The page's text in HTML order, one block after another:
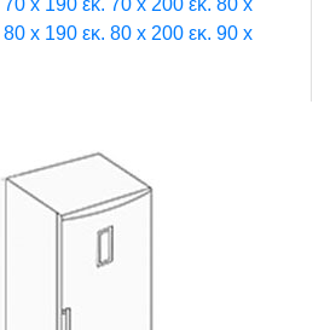
70 x 190 εκ. 70 x 200 εκ. 80 x
80 x 190 εκ. 80 x 200 εκ. 90 x